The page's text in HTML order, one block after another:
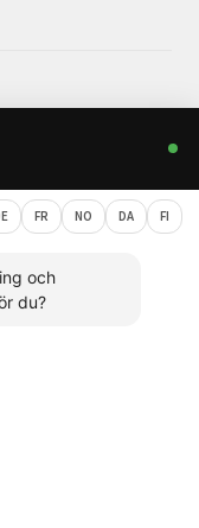
FR NO DA FI
och
du?